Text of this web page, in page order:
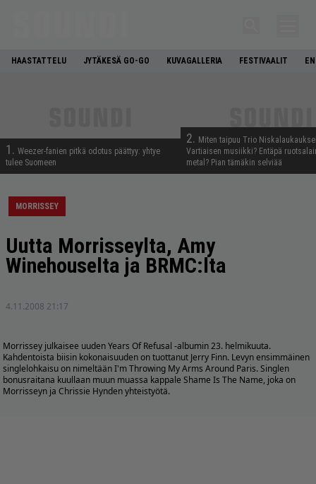
HAASTATTELU JYTÄKESÄ GO-GO KUVAGALLERIA FESTIVAALIT
1. Weezer-fanien pitkä odotus päättyy: yhtye
tulee Suomeen
2. Miten taipuu Trio
Vartiaisen musiikki? Entäpä
metal? Pian tämäkin selviää
MORRISSEY
Uutta Morrisseylta, Amy
Winehouselta ja BRMC:lta
4.11.2008 21:17
Morrissey julkaisee uuden Years Of Refusal -albumin 23. helmikuuta.
Kahdentoista biisin kokonaisuuden on tuottanut Jerry Finn. Levyn ensimmäinen
singlelohkaisu on nimeltään I'm Throwing My Arms Around Paris. Singlen
bonusraitana kuullaan muun muassa kappale Shame Is The Name, joka on
Morrisseyn ja Chrissie Hynden yhteistyötä.